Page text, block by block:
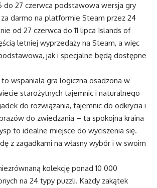
do 27 czerwca podstawowa wersja gry
darmo na platformie Steam przez 24
od 27 czerwca do 11 lipca Islands of
letniej wyprzedaży na Steam, a więc
jak i specjalne będą dostępne
wspaniała gra logiczna osadzona w
starożytnych tajemnic i naturalnego
do rozwiązania, tajemnic do odkrycia i
do zwiedzania – ta spokojna kraina
to idealne miejsce do wyciszenia się.
z zagadkami na własny wybór i w swoim
kolekcję ponad 10 000
na 24 typy puzzli. Każdy zakątek